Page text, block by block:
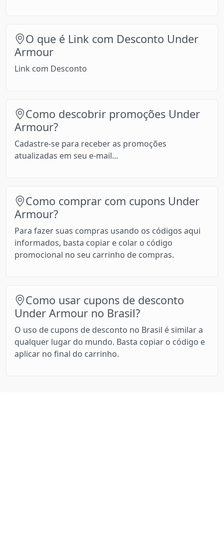
O que é Link com Desconto Under
Armour
Link com Desconto
Como descobrir promoções Under
Armour?
Cadastre-se para receber as promoções
atualizadas em seu e-mail...
Como comprar com cupons Under
Armour?
Para fazer suas compras usando os códigos aqui
informados, basta copiar e colar o código
promocional no seu carrinho de compras.
Como usar cupons de desconto
Under Armour no Brasil?
O uso de cupons de desconto no Brasil é similar a
qualquer lugar do mundo. Basta copiar o código e
aplicar no final do carrinho.